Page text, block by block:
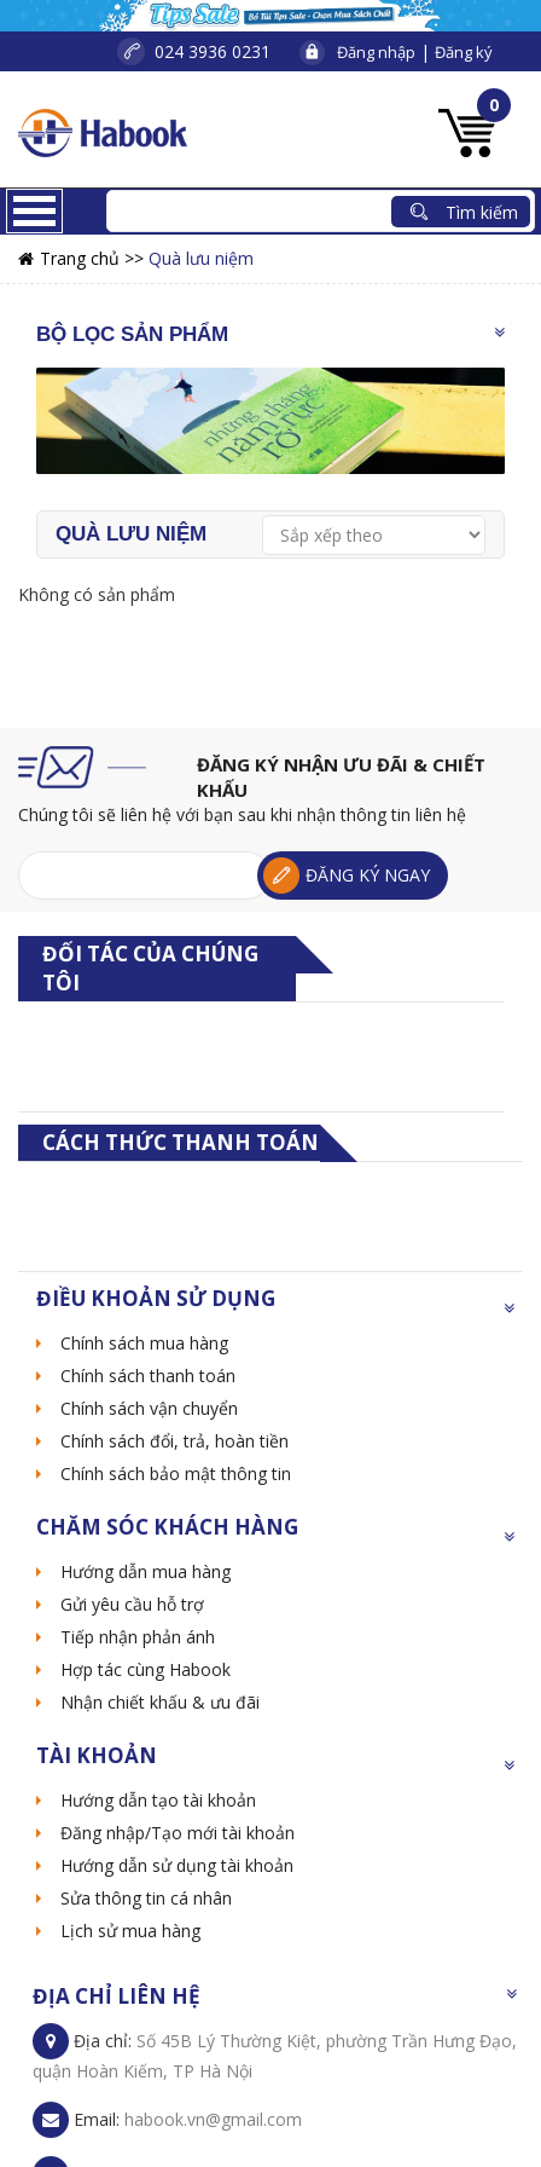
Đăng nhập | Đăng ký
024 3936 0231
0
Trang chủ >> Quà lưu niệm
BỘ LỌC SẢN PHẨM
QUÀ LƯU NIỆM
Không có sản phẩm
ĐĂNG KÝ NHẬN ƯU ĐÃI & CHIẾT
KHẤU
Chúng tôi sẽ liên hệ với bạn sau khi nhận thông tin liên hệ
ĐỐI TÁC CỦA CHÚNG
TÔI
CÁCH THỨC THANH TOÁN
ĐIỀU KHOẢN SỬ DỤNG
Chính sách mua hàng
Chính sách thanh toán
Chính sách vận chuyển
Chính sách đổi, trả, hoàn tiền
Chính sách bảo mật thông tin
CHĂM SÓC KHÁCH HÀNG
Hướng dẫn mua hàng
Gửi yêu cầu hỗ trợ
Tiếp nhận phản ánh
Hợp tác cùng Habook
Nhận chiết khấu & ưu đãi
TÀI KHOẢN
Hướng dẫn tạo tài khoản
Đăng nhập/Tạo mới tài khoản
Hướng dẫn sử dụng tài khoản
Sửa thông tin cá nhân
Lịch sử mua hàng
ĐỊA CHỈ LIÊN HỆ
Địa chỉ: Số 45B Lý Thường Kiệt, phường Trần Hưng Đạo,
quận Hoàn Kiếm, TP Hà Nội
Email: habook.vn@gmail.com